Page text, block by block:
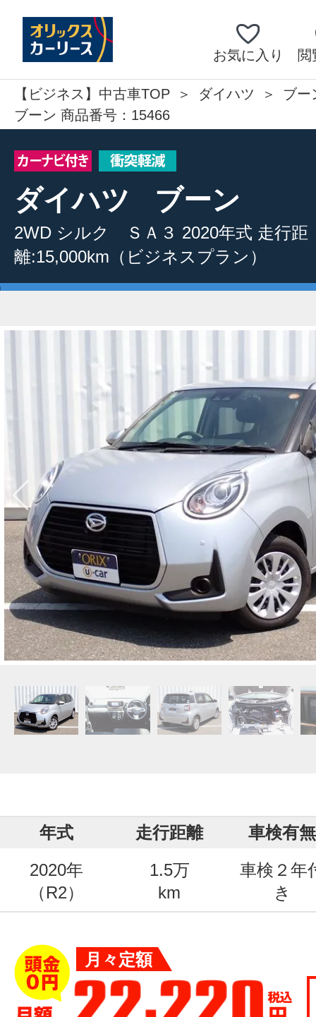
お気に入り 閲
【ビジネス】中古車TOP ダイハツ
ブー
ブーン 商品番号：15466
ダイハツ ブーン
2WD シルク ＳＡ３ 2020年式 走行距
離:15,000km （ビジネスプラン）
年式 走行距離
車検有無
2020年
（R2）
1.5万
km
車検２年
き
月々定額